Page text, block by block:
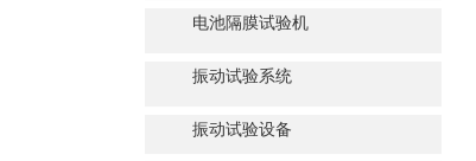
电池隔膜试验机
振动试验系统
振动试验设备